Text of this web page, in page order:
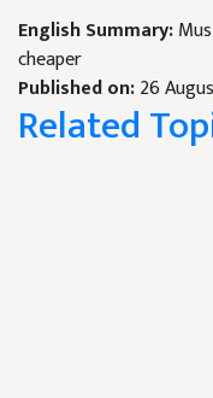
English Summary:
cheaper
Published on:26
Related